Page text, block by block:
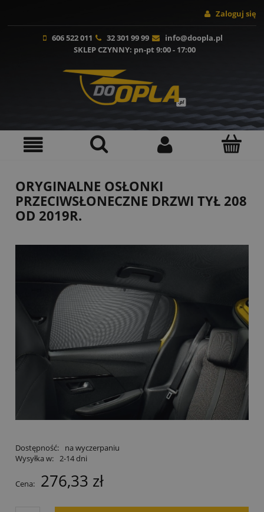
Zaloguj się
606 522 011 32 301 99 99
info@doopla.pl
SKLEP CZYNNY: pn-pt 9:00 - 17:00
ORYGINALNE OSŁONKI
PRZECIWSŁONECZNE DRZWI TYŁ 208
OD 2019R.
Dostępność:
na wyczerpaniu
Wysyłka w: 2-14 dni
Cena: 276,33 zł